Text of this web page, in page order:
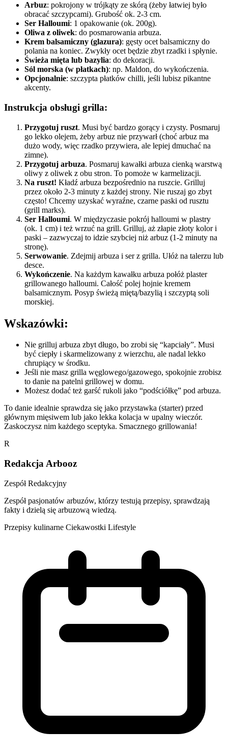
Arbuz: pokrojony w trójkąty ze skórą (żeby łatwiej było
obracać szczypcami). Grubość ok. 2-3 cm.
Ser Halloumi: 1 opakowanie (ok. 200g).
Oliwa z oliwek: do posmarowania arbuza.
Krem balsamiczny (glazura): gęsty ocet balsamiczny do
polania na koniec. Zwykły ocet będzie zbyt rzadki i spłynie.
Świeża mięta lub bazylia: do dekoracji.
Sól morska (w płatkach): np. Maldon, do wykończenia.
Opcjonalnie: szczypta płatków chilli, jeśli lubisz pikantne
akcenty.
Instrukcja obsługi grilla:
Przygotuj ruszt. Musi być bardzo gorący i czysty. Posmaruj
go lekko olejem, żeby arbuz nie przywarł (choć arbuz ma
dużo wody, więc rzadko przywiera, ale lepiej dmuchać na
zimne).
Przygotuj arbuza. Posmaruj kawałki arbuza cienką warstwą
oliwy z oliwek z obu stron. To pomoże w karmelizacji.
Na ruszt! Kładź arbuza bezpośrednio na ruszcie. Grilluj
przez około 2-3 minuty z każdej strony. Nie ruszaj go zbyt
często! Chcemy uzyskać wyraźne, czarne paski od rusztu
(grill marks).
Ser Halloumi. W międzyczasie pokrój halloumi w plastry
(ok. 1 cm) i też wrzuć na grill. Grilluj, aż złapie złoty kolor i
paski – zazwyczaj to idzie szybciej niż arbuz (1-2 minuty na
stronę).
Serwowanie. Zdejmij arbuza i ser z grilla. Ułóż na talerzu lub
desce.
Wykończenie. Na każdym kawałku arbuza połóż plaster
grillowanego halloumi. Całość polej hojnie kremem
balsamicznym. Posyp świeżą miętą/bazylią i szczyptą soli
morskiej.
Wskazówki:
Nie grilluj arbuza zbyt długo, bo zrobi się “kapciały”. Musi
być ciepły i skarmelizowany z wierzchu, ale nadal lekko
chrupiący w środku.
Jeśli nie masz grilla węglowego/gazowego, spokojnie zrobisz
to danie na patelni grillowej w domu.
Możesz dodać też garść rukoli jako “podściółkę” pod arbuza.
To danie idealnie sprawdza się jako przystawka (starter) przed
głównym mięsiwem lub jako lekka kolacja w upalny wieczór.
Zaskoczysz nim każdego sceptyka. Smacznego grillowania!
R
Redakcja Arbooz
Zespół Redakcyjny
Zespół pasjonatów arbuzów, którzy testują przepisy, sprawdzają
fakty i dzielą się arbuzową wiedzą.
Przepisy kulinarne Ciekawostki Lifestyle